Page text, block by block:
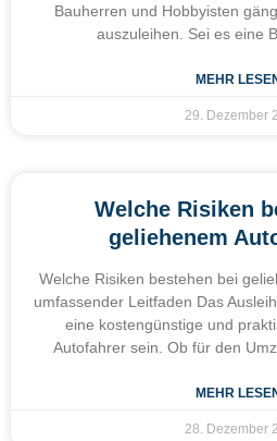
Bauherren und Hobbyisten
auszuleihen. Sei es eine
MEHR
29. Dezember
Welche Risiken
geliehenem
Welche Risiken bestehen bei
umfassender Leitfaden Das
eine kostengünstige und
Autofahrer sein. Ob für den
MEHR
28. Dezember